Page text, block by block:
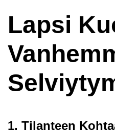
Lapsi
1. Tilanteen